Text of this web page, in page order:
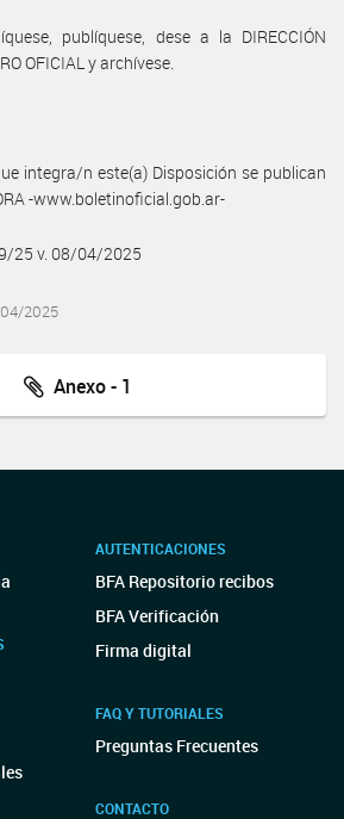
publíquese, dese a la DIRECCIÓN
OFICIAL y archívese.
integra/n este(a) Disposición se publican
-www.boletinoficial.gob.ar-
25 v. 08/04/2025
2025
Anexo - 1
AUTENTICACIONES
BFA Repositorio recibos
BFA Verificación
Firma digital
FAQ Y TUTORIALES
Preguntas Frecuentes
CONTACTO